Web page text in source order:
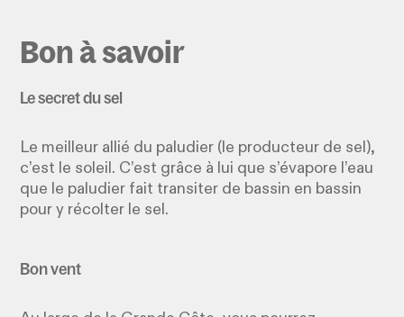
Bon à savoir
Le secret du sel
Le meilleur allié du paludier (le producteur de sel),
c’est le soleil. C’est grâce à lui que s’évapore l’eau
que le paludier fait transiter de bassin en bassin
pour y récolter le sel.
Bon vent